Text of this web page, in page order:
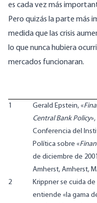
es cada vez más
Pero quizás la parte más
medida que las crisis
lo que nunca hubiera
mercados funcionaran.
1 Gerald Epstein, «
Central Bank Policy
Conferencia del
Política sobre «
de diciembre de
Amherst, Amherst,
2
Krippner se cuida
entiende «la gama